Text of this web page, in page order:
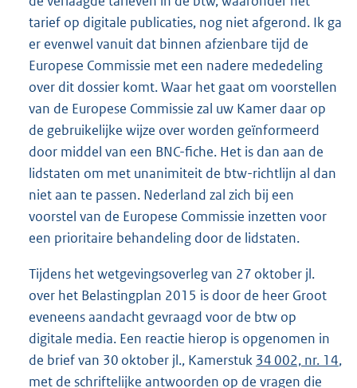
tarief op digitale publicaties, nog niet afgerond. Ik ga
er evenwel vanuit dat binnen afzienbare tijd de
Europese Commissie met een nadere mededeling
over dit dossier komt. Waar het gaat om voorstellen
van de Europese Commissie zal uw Kamer daar op
de gebruikelijke wijze over worden geïnformeerd
door middel van een BNC-fiche. Het is dan aan de
lidstaten om met unanimiteit de btw-richtlijn al dan
niet aan te passen. Nederland zal zich bij een
voorstel van de Europese Commissie inzetten voor
een prioritaire behandeling door de lidstaten.
Tijdens het wetgevingsoverleg van 27 oktober jl.
over het Belastingplan 2015 is door de heer Groot
eveneens aandacht gevraagd voor de btw op
digitale media. Een reactie hierop is opgenomen in
de brief van 30 oktober jl., Kamerstuk 34 002, nr. 14,
met de schriftelijke antwoorden op de vragen die